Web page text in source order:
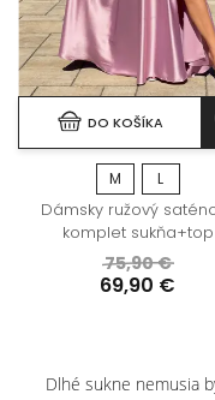
DO KOŠÍKA
M L
Dámsky ružový
komplet sukňa+top
75,90 €
69,90 €
Dlhé sukne nemusia